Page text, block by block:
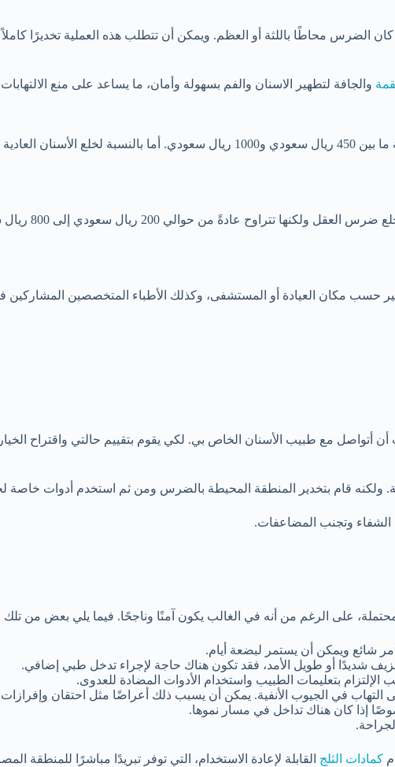
محاطًا باللثة أو العظم. ويمكن أن تتطلب هذه العملية تخديرًا كاملاً
والجافة لتطهير الاسنان والفم بسهولة وأمان، ما يساعد على منع
في الرياض،
مكان العيادة أو المستشفى، وكذلك الأطباء المتخصصين المشاركين في
مع طبيب الأسنان الخاص بي. لكي يقوم بتقييم حالتي واقتراح
قام بتخدير المنطقة المحيطة بالضرس ومن ثم استخدم أدوات خاصة
الشفاء وتجنب المضاعفات.
على الرغم من أنه في الغالب يكون آمنًا وناجحًا. فيما يلي بعض من
شائع ويمكن أن يستمر لبضعة أيام.
شديدًا أو طويل الأمد، فقد تكون هناك حاجة لإجراء تدخل طبي إضافي.
بتعليمات الطبيب واستخدام الأدوات المضادة للعدوى.
في الجيوب الأنفية. يمكن أن يسبب ذلك أعراضًا مثل احتقان
إذا كان هناك تداخل في مسار نموها.
كمادات الثلج القابلة لإعادة الاستخدام، التي توفر تبريدًا مباشرًا